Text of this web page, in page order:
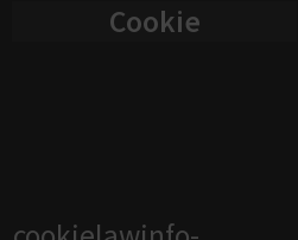
Cookie